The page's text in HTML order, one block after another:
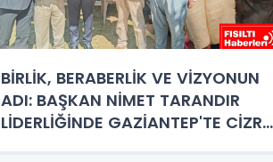
BİRLİK, BERABERLİK VE VİZYONUN
ADI: BAŞKAN NİMET TARANDIR
LİDERLİĞİNDE GAZİANTEP'TE CİZRE